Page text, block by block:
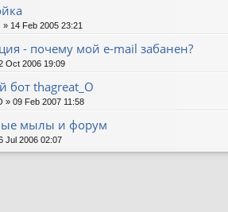
» 14 Feb 2005 23:21
- почему мой e-mail забанен?
Oct 2006 19:09
бот thagreat_O
» 09 Feb 2007 11:58
мылы и форум
Jul 2006 02:07